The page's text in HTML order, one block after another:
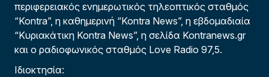
περιφερειακός ενημερωτικός τηλεοπτικός σταθμός
“Kontra”, η καθημερινή “Kontra News”, η εβδομαδιαία
“Κυριακάτικη Kontra News”, η σελίδα Kontranews.gr
και ο ραδιοφωνικός σταθμός Love Radio 97,5.
Ιδιοκτησία: